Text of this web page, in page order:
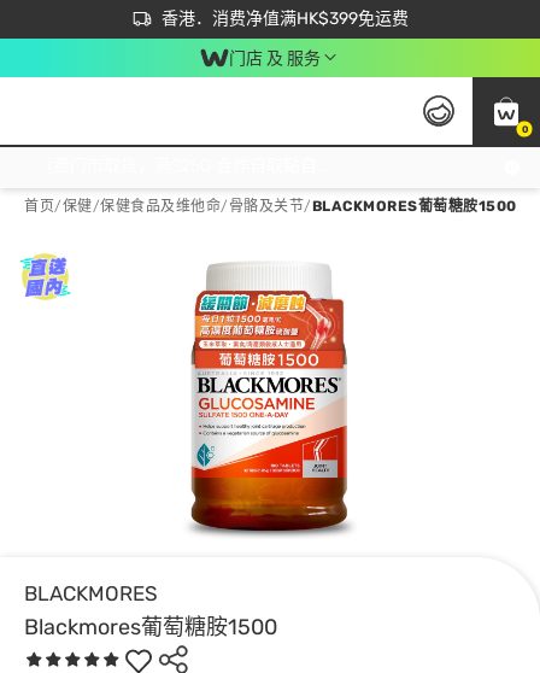
香港．消费净值满HK$399免运费
立即成为易赏钱会员尽享独家优惠
首次APP下单买满$450 输入 NEWAPP 即减$50
门店 及 服务
0
首页/保健/保健食品及维他命/ 骨骼及关节/BLACKMORES葡萄糖胺1500
BLACKMORES
Blackmores葡萄糖胺1500